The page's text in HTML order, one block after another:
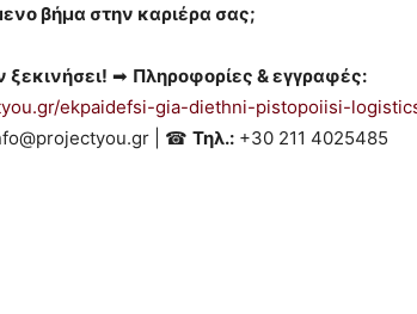
βήμα στην καριέρα σας;
ξεκινήσει! ➡ Πληροφορίες & εγγραφές:
ekpaidefsi-gia-diethni-pistopoiisi-
| ☎Τηλ.: +30 211 4025485